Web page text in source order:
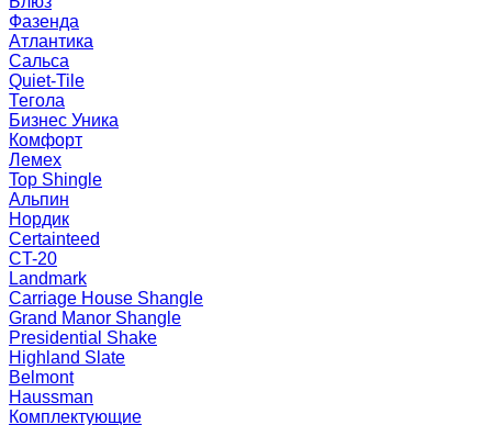
Фазенда
Атлантика
Сальса
Quiet-Tile
Тегола
Бизнес Уника
Комфорт
Лемех
Top Shingle
Альпин
Нордик
Certainteed
CT-20
Landmark
Carriage House Shangle
Grand Manor Shangle
Presidential Shake
Highland Slate
Belmont
Haussman
Комплектующие